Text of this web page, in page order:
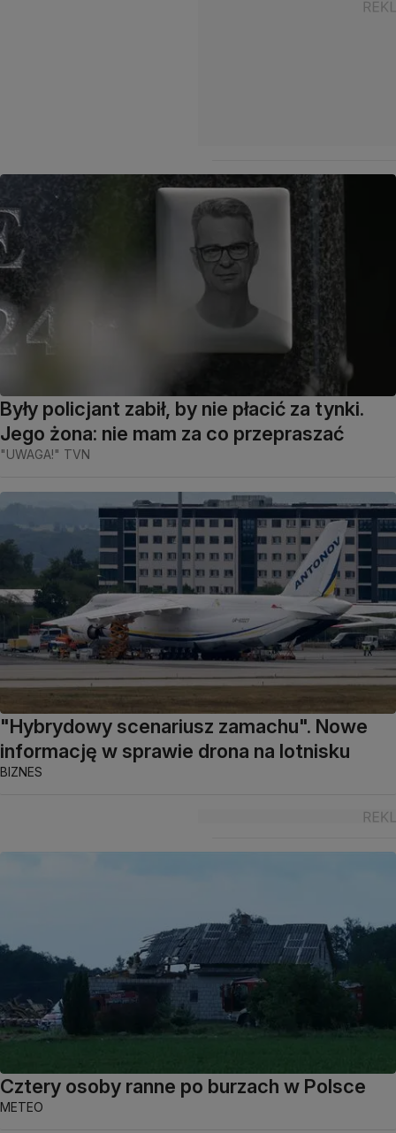
Były policjant zabił, by nie płacić za tynki.
Jego żona: nie mam za co przepraszać
"UWAGA!" TVN
"Hybrydowy scenariusz zamachu". Nowe
informację w sprawie drona na lotnisku
BIZNES
Cztery osoby ranne po burzach w Polsce
METEO